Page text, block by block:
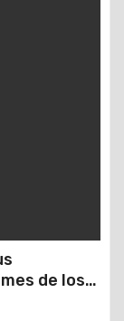
de los